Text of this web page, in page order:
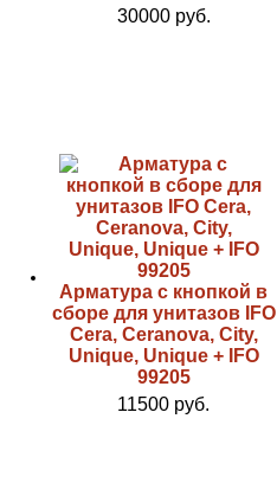
30000 руб.
Арматура с кнопкой в
сборе для унитазов IFO
Cera, Ceranova, City,
Unique, Unique + IFO
99205
11500 руб.